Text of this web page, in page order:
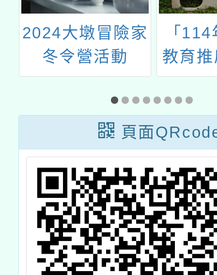
2024大墩冒險家
冬令營活動
「
教育
畫」
山體
資增
課
頁面